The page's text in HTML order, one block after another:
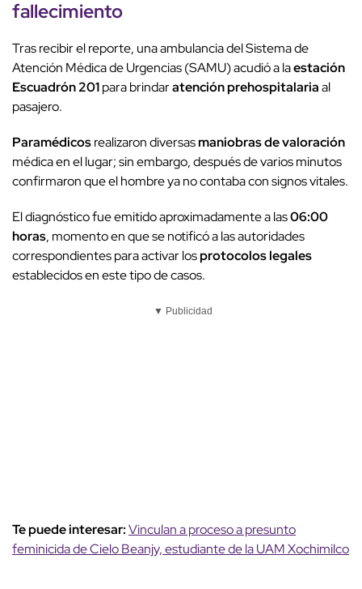
fallecimiento
Tras recibir el reporte, una ambulancia del Sistema de
Atención Médica de Urgencias (SAMU) acudió a laestación
Escuadrón 201para brindaratención prehospitalariaal
pasajero.
Paramédicosrealizaron diversasmaniobras de valoración
médica en el lugar; sin embargo, después de varios minutos
confirmaron que el hombre ya no contaba con signos vitales.
El diagnóstico fue emitido aproximadamente a las06:00
horas, momento en que se notificó a las autoridades
correspondientes para activar losprotocolos legales
establecidos en este tipo de casos.
▼ Publicidad
Te puede interesar:Vinculan a proceso a presunto
feminicida de Cielo Beanjy, estudiante de la UAM Xochimilco